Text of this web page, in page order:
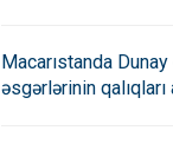
Macarıstanda
əsgərlərinin